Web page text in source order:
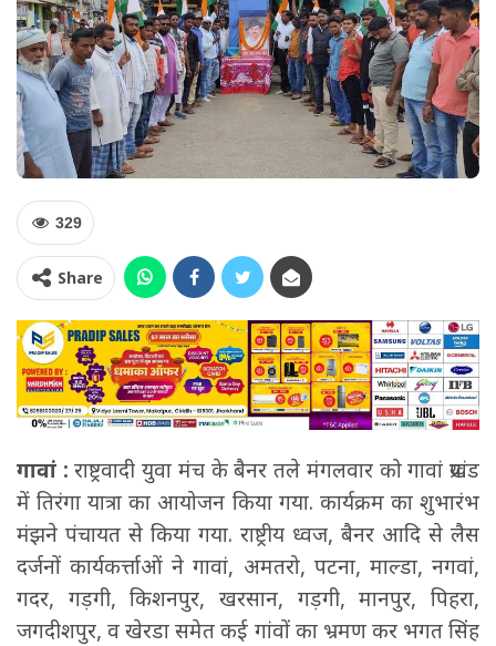
329
Share
गावां : राष्ट्रवादी युवा मंच के बैनर तले मंगलवार को गावां प्रखंड
में तिरंगा यात्रा का आयोजन किया गया. कार्यक्रम का शुभारंभ
मंझने पंचायत से किया गया. राष्ट्रीय ध्वज, बैनर आदि से लैस
दर्जनों कार्यकर्त्ताओं ने गावां, अमतरो, पटना, माल्डा, नगवां,
गदर, गड़गी, किशनपुर, खरसान, गड़गी, मानपुर, पिहरा,
जगदीशपुर, व खेरडा समेत कई गांवों का भ्रमण कर भगत सिंह